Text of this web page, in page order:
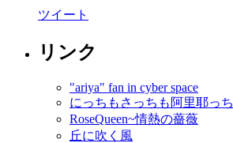
ツイート
リンク
"ariya" fan in cyber space
にっちもさっちも阿里耶っち
RoseQueen~情熱の薔薇
丘に吹く風